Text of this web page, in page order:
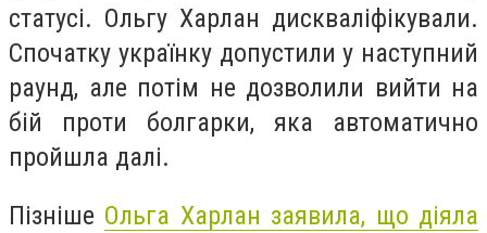
статусі. Ольгу Харлан дискваліфікували.
Спочатку українку допустили у наступний
раунд, але потім не дозволили вийти на
бій проти болгарки, яка автоматично
пройшла далі.
Пізніше Ольга Харлан заявила, що діяла